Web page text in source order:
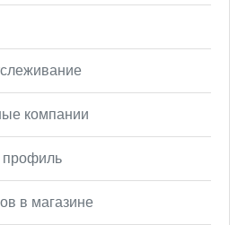
компании
в магазине